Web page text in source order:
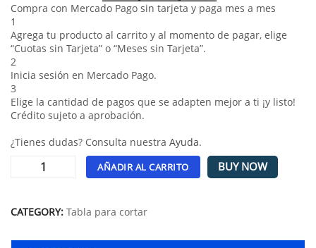
Compra con Mercado Pago sin tarjeta y paga mes a mes
1
Agrega tu producto al carrito y al momento de pagar, elige
“Cuotas sin Tarjeta” o “Meses sin Tarjeta”.
2
Inicia sesión en Mercado Pago.
3
Elige la cantidad de pagos que se adapten mejor a ti ¡y listo!
Crédito sujeto a aprobación.
¿Tienes dudas? Consulta nuestra Ayuda.
AÑADIR AL CARRITO BUY NOW
CATEGORY: Tabla para cortar